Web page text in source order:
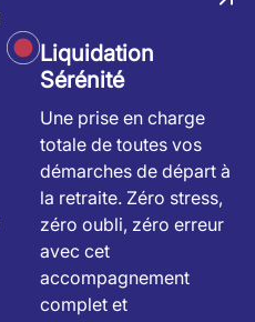
Liquidation
Sérénité
Une prise en charge
totale de toutes vos
démarches de départ à
la retraite. Zéro stress,
zéro oubli, zéro erreur
avec cet
accompagnement
complet et